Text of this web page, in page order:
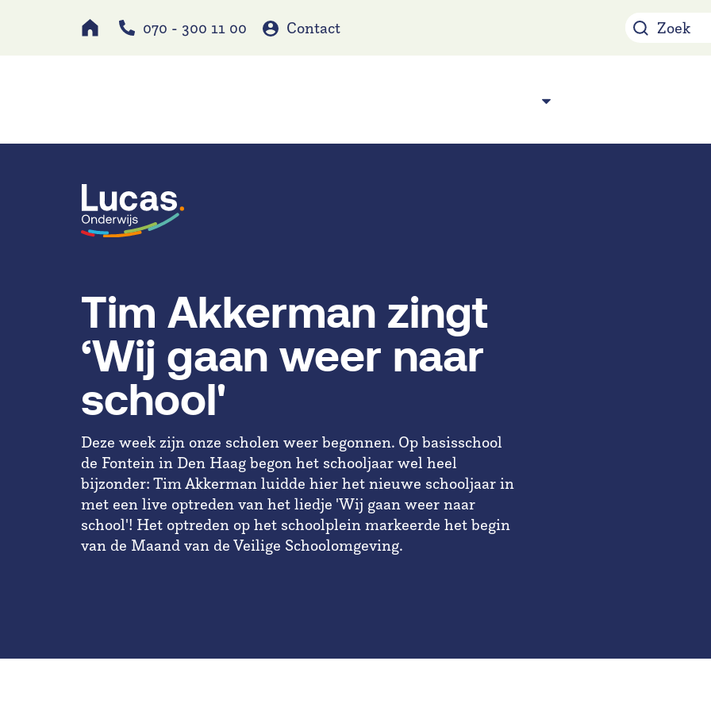
070 - 300 11 00 Contact
Tim Akkerman zingt
‘Wij gaan weer naar
school'
Deze week zijn onze scholen weer begonnen. Op basisschool
de Fontein in Den Haag begon het schooljaar wel heel
bijzonder: Tim Akkerman luidde hier het nieuwe schooljaar in
met een live optreden van het liedje 'Wij gaan weer naar
school'! Het optreden op het schoolplein markeerde het begin
van de Maand van de Veilige Schoolomgeving.